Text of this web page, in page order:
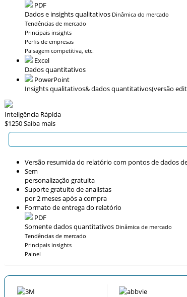
PDF
Dados e insights qualitativos Dinâmica do mercado
Tendências de mercado
Principais insights
Perfis de empresas
Paisagem competitiva, etc.
Excel
Dados quantitativos
PowerPoint
Insights qualitativos& dados quantitativos(versão
Inteligência Rápida
$1250Saiba mais
Versão resumida do relatório com pontos de dados
Sem
personalização gratuita
Suporte gratuito de analistas
por 2 meses após a compra
Formato de entrega do relatório
PDF
Somente dados quantitativos Dinâmica de mercado
Tendências de mercado
Principais insights
Painel